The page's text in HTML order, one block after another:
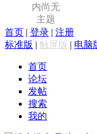
内尚无
主题
首页 | 登录 | 注册
标准版 | 触屏版 | 电脑
首页
论坛
发帖
搜索
我的